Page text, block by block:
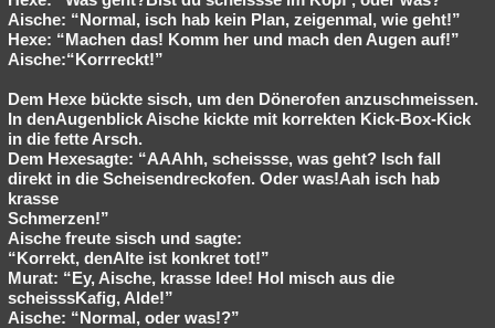
Aische: “Normal, isch hab kein Plan, zeigenmal, wie geht!”
Hexe: “Machen das! Komm her und mach den Augen auf!”
Aische:“Korrreckt!”
Dem Hexe bückte sisch, um den Dönerofen anzuschmeissen.
In denAugenblick Aische kickte mit korrekten Kick-Box-Kick
in die fette Arsch.
Dem Hexesagte: “AAAhh, scheissse, was geht? Isch fall
direkt in die Scheisendreckofen. Oder was!Aah isch hab
krasse
Schmerzen!”
Aische freute sisch und sagte:
“Korrekt, denAlte ist konkret tot!”
Murat: “Ey, Aische, krasse Idee! Hol misch aus die
scheisssKafig, Alde!”
Aische: “Normal, oder was!?”